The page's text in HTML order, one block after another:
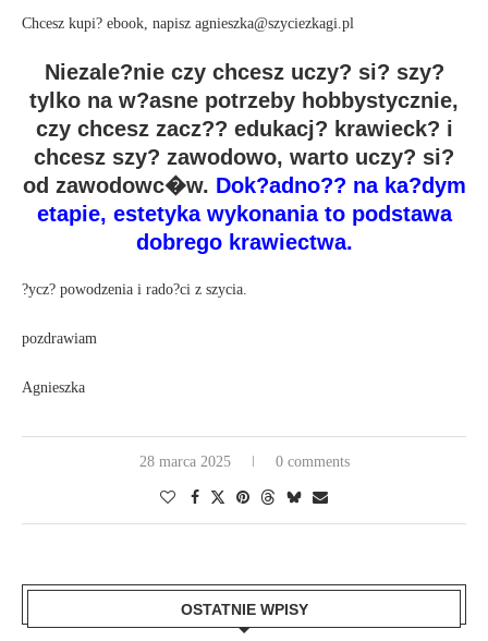
Chcesz kupi? ebook, napisz agnieszka@szyciezkagi.pl
Niezale?nie czy chcesz uczy? si? szy?
tylko na w?asne potrzeby hobbystycznie,
czy chcesz zacz?? edukacj? krawieck? i
chcesz szy? zawodowo, warto uczy? si?
od zawodowc�w. Dok?adno?? na ka?dym
etapie, estetyka wykonania to podstawa
dobrego krawiectwa.
?ycz? powodzenia i rado?ci z szycia.
pozdrawiam
Agnieszka
28 marca 2025 0 comments
OSTATNIE WPISY